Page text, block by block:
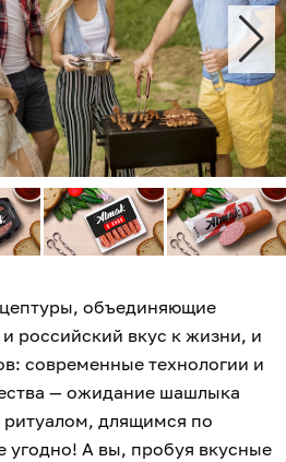
объединяющие
российский вкус к жизни, и
современные технологии и
— ожидание шашлыка
длящимся по
угодно! А вы, пробуя вкусные